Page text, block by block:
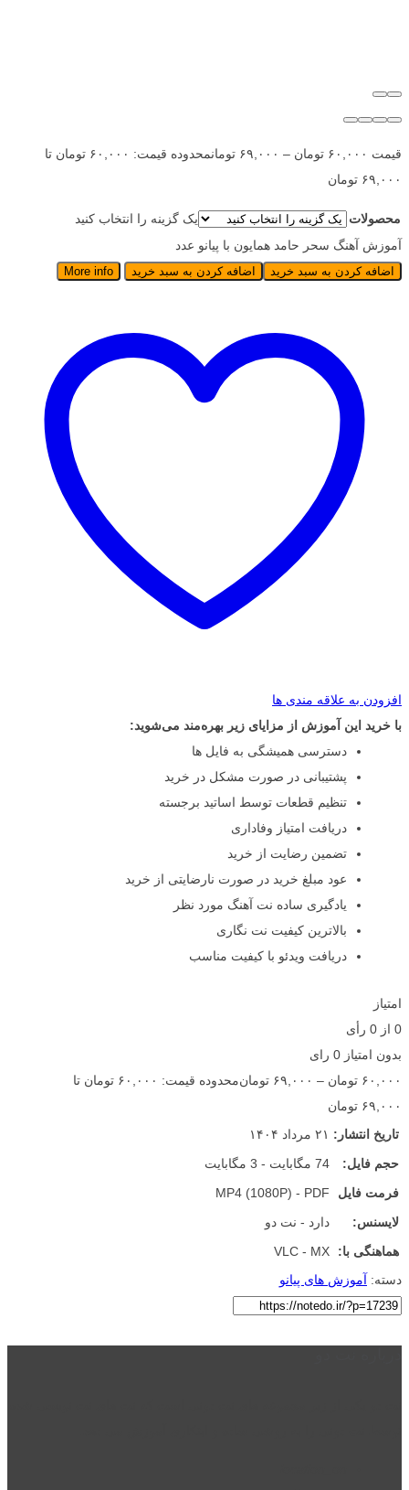
قیمت ۶۰,۰۰۰ تومان – ۶۹,۰۰۰ تومان
محدوده قیمت: ۶۰,۰۰۰ تومان تا
۶۹,۰۰۰ تومان
محصولات
یک گزینه را انتخاب کنید
آموزش آهنگ سحر حامد همایون با پیانو عدد
اضافه کردن به سبد خرید اضافه کردن به سبد خرید More info
افزودن به علاقه مندی ها
با خرید این آموزش از مزایای زیر بهره‌مند می‌شوید:
دسترسی همیشگی به فایل ها
پشتیبانی در صورت مشکل در خرید
تنظیم قطعات توسط اساتید برجسته
دریافت امتیاز وفاداری
تضمین رضایت از خرید
عود مبلغ خرید در صورت نارضایتی از خرید
یادگیری ساده نت آهنگ مورد نظر
بالاترین کیفیت نت نگاری
دریافت ویدئو با کیفیت مناسب
امتیاز
0 از 0 رأی
بدون امتیاز 0 رای
۶۰,۰۰۰ تومان – ۶۹,۰۰۰ تومان
محدوده قیمت: ۶۰,۰۰۰ تومان تا
۶۹,۰۰۰ تومان
تاریخ انتشار: ۲۱ مرداد ۱۴۰۴
حجم فایل:
74 مگابایت - 3 مگابایت
فرمت فایل
MP4 (1080P) - PDF
لایسنس:
دارد - نت دو
هماهنگی با:
VLC - MX
دسته: آموزش های پیانو